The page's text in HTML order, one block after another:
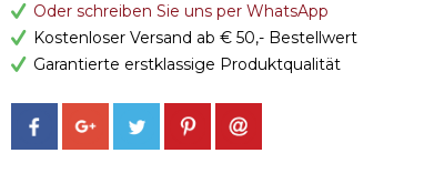
Oder schreiben Sie uns per WhatsApp
Kostenloser Versand ab € 50,- Bestellwert
Garantierte erstklassige Produktqualität